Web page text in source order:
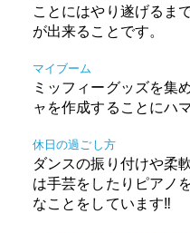
ことにはやり遂げるま
が出来ることです。
マイブーム
ミッフィーグッズを集
ャを作成することにハ
休日の過ごし方
ダンスの振り付けや柔
は手芸をしたりピアノ
なことをしています‼︎